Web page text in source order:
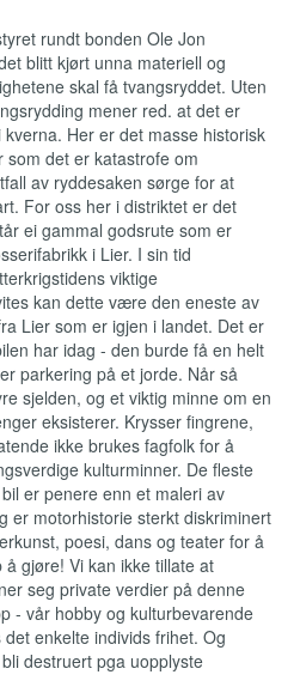
rundt bonden Ole Jon
blitt kjørt unna materiell og
skal få tvangsryddet. Uten
mener red. at det er
Her er det masse historisk
som det er katastrofe om
av ryddesaken sørge for at
For oss her i distriktet er det
ei gammal godsrute som er
i Lier. I sin tid
viktige
kan dette være den eneste av
Lier som er igjen i landet. Det er
har idag - den burde få en helt
parkering på et jorde. Når så
sjelden, og et viktig minne om en
eksisterer. Krysser fingrene,
ikke brukes fagfolk for å
kulturminner. De fleste
er penere enn et maleri av
er motorhistorie sterkt diskriminert
poesi, dans og teater for å
gjøre! Vi kan ikke tillate at
seg private verdier på denne
- vår hobby og kulturbevarende
enkelte individs frihet. Og
destruert pga uopplyste